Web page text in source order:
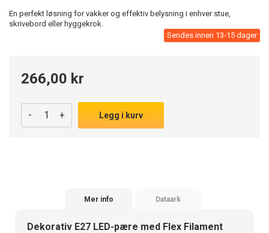
En perfekt løsning for vakker og effektiv belysning i enhver stue,
skrivebord eller hyggekrok.
Sendes innen 13-15 dager
266,00 kr
- + Legg i kurv
Mer info Dataark
Dekorativ E27 LED-pære med Flex Filament